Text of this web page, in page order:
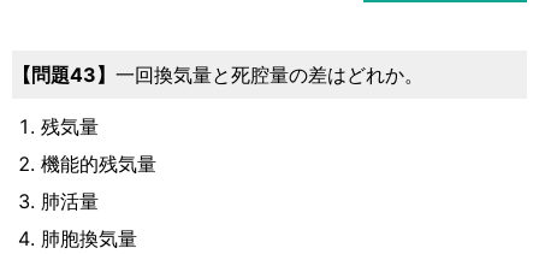
43 一回換気量と死腔量の差はどれか。
残気量
機能的残気量
肺活量
肺胞換気量